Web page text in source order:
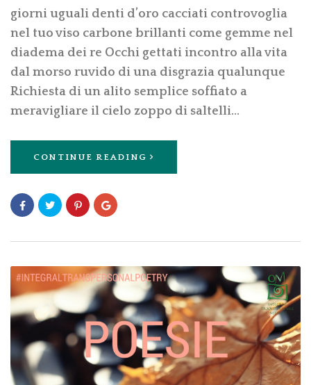
giorni uguali denti d’oro cacciati controvoglia
nel tuo viso carbone brillanti come gemme nel
diadema dei re Occhi gettati incontro alla vita
dal morso ruvido di una disgrazia qualunque
Richiesta di un alito semplice soffiato a
meravigliare il cielo zoppo di saltelli…
CONTINUE READING